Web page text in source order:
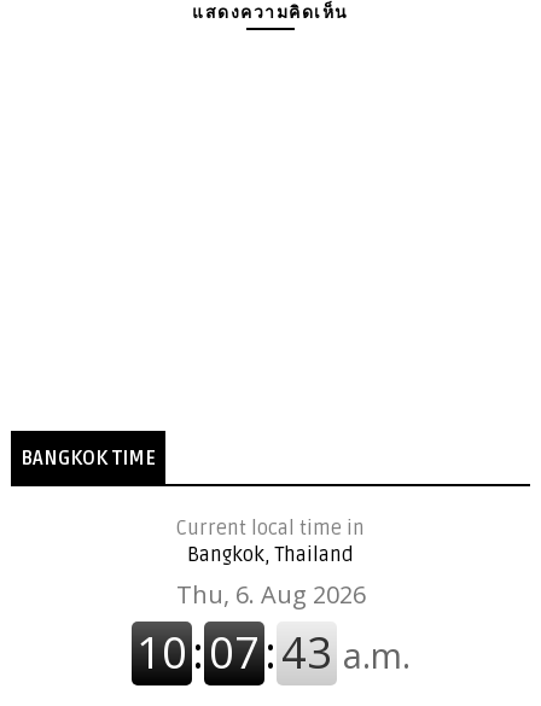
แสดงความคิดเห็น
BANGKOK TIME
Current local time in
Bangkok, Thailand